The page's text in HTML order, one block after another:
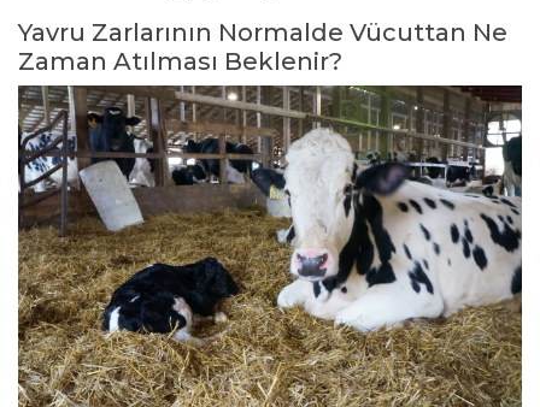
Yavru Zarlarının Normalde Vücuttan Ne
Zaman Atılması Beklenir?